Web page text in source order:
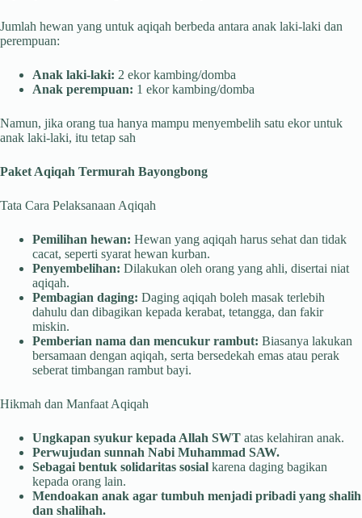
Jumlah hewan yang untuk aqiqah berbeda antara anak laki-laki dan
perempuan:
Anak laki-laki: 2 ekor kambing/domba
Anak perempuan: 1 ekor kambing/domba
Namun, jika orang tua hanya mampu menyembelih satu ekor untuk
anak laki-laki, itu tetap sah
Paket Aqiqah Termurah Bayongbong
Tata Cara Pelaksanaan Aqiqah
Pemilihan hewan: Hewan yang aqiqah harus sehat dan tidak
cacat, seperti syarat hewan kurban.
Penyembelihan: Dilakukan oleh orang yang ahli, disertai niat
aqiqah.
Pembagian daging: Daging aqiqah boleh masak terlebih
dahulu dan dibagikan kepada kerabat, tetangga, dan fakir
miskin.
Pemberian nama dan mencukur rambut: Biasanya lakukan
bersamaan dengan aqiqah, serta bersedekah emas atau perak
seberat timbangan rambut bayi.
Hikmah dan Manfaat Aqiqah
Ungkapan syukur kepada Allah SWT atas kelahiran anak.
Perwujudan sunnah Nabi Muhammad SAW.
Sebagai bentuk solidaritas sosial karena daging bagikan
kepada orang lain.
Mendoakan anak agar tumbuh menjadi pribadi yang shalih
dan shalihah.